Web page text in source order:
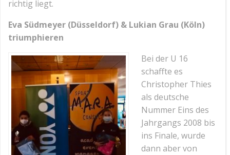
richtig liegt.
Eva Südmeyer (Düsseldorf) & Lukian Grau (Köln)
triumphieren
Bei der U 16
schaffte es
Christopher Thies
als deutsche
Nummer Eins des
Jahrgangs 2008 bis
ins Finale, wurde
dann aber von